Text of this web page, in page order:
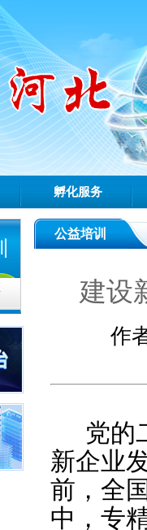
孵化服务
公益培训
建设
作
党的
新企业
前，全
中，专